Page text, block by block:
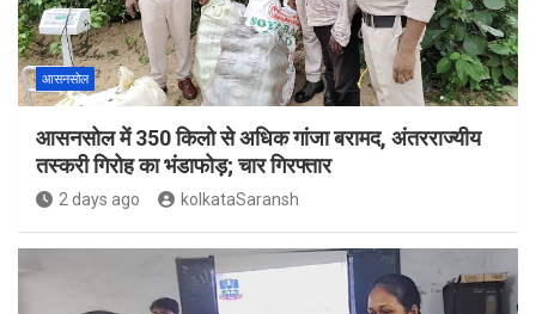
आसनसोल
आसनसोल में 350 किलो से अधिक गांजा बरामद, अंतरराज्यीय
तस्करी गिरोह का भंडाफोड़; चार गिरफ्तार
2 days ago kolkataSaransh